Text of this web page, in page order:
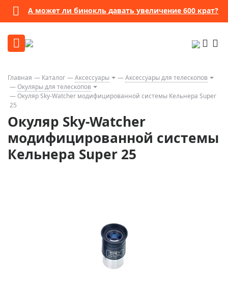
А может ли бинокль давать увеличение 600 крат?
Главная Каталог Аксессуары
Аксессуары для телескопов
Окуляры для телескопов
Окуляр Sky-Watcher модифицированной системы Кельнера Super
25
Окуляр Sky-Watcher
модифицированной системы
Кельнера Super 25